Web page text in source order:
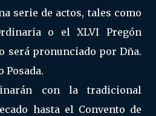
serie de actos, tales como
o el XLVI Pregón
será pronunciado por Dña.
Posada.
con la tradicional
hasta el Convento de